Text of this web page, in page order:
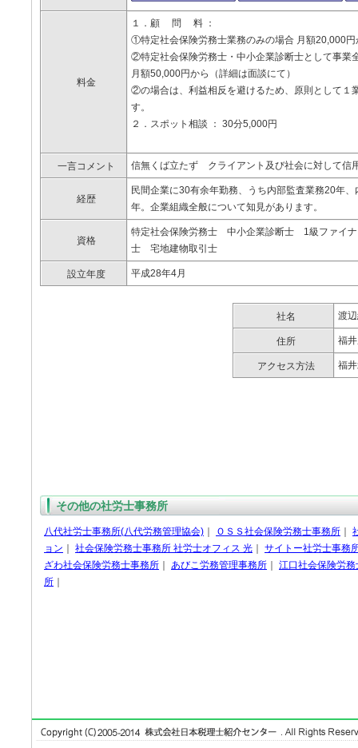
料金
１．顧 問 料 ：
①特定社会保険労務士業務のみの場合 月額20,000
②特定社会保険労務士・中小企業診断士として事
月額50,000円から（詳細は面談にて）
②の場合は、利益相反を避けるため、原則として１
す。
２．スポット相談 ： 30分5,000円
一言コメント 信無くば立たず クライアント及び社会に対して信
経歴
民間企業に30有余年勤務、うち内部監査業務20年
年。企業組織全般について知見があります。
資格
特定社会保険労務士 中小企業診断士 1級ファイ
士 宅地建物取引士
設立年度 平成28年4月
社名 渡
住所 福
アクセス方法 福
その他の社労士事務所
八代社労士事務所(八代労務管理協会) ＯＳＳ社会保険労務士事務所
ョン
社会保険労務士事務所 社労士オフィス 光
サイトー社労士事務
ざわ社会保険労務士事務所
あびこ労務管理事務所
江口社会保険労務
所